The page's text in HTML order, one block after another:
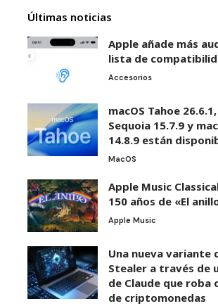
Últimas noticias
Apple añade más
lista de
Accesorios
macOS Tahoe
Sequoia 15.7.9 y
14.8.9 están
MacOS
Apple Music
150 años de «El
Apple Music
Una nueva variante
Stealer a través de
de Claude que roba
de criptomonedas